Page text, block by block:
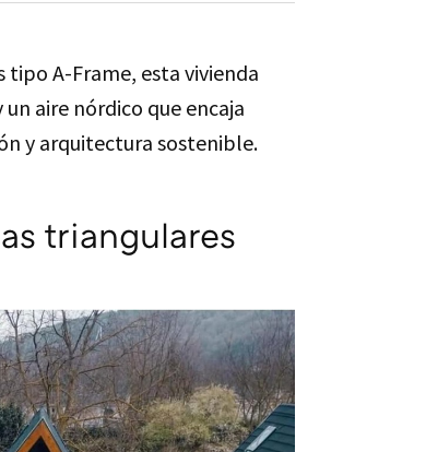
tipo A-Frame, esta vivienda
un aire nórdico que encaja
y arquitectura sostenible.
triangulares